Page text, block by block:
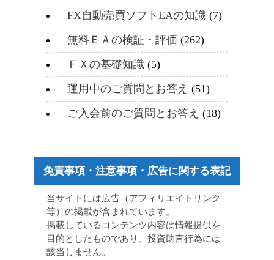
FX自動売買ソフトEAの知識 (7)
無料ＥＡの検証・評価 (262)
ＦＸの基礎知識 (5)
運用中のご質問とお答え (51)
ご入会前のご質問とお答え (18)
免責事項・注意事項・広告に関する表記
当サイトには広告（アフィリエイトリンク
等）の掲載が含まれています。
掲載しているコンテンツ内容は情報提供を
目的としたものであり、投資助言行為には
該当しません。